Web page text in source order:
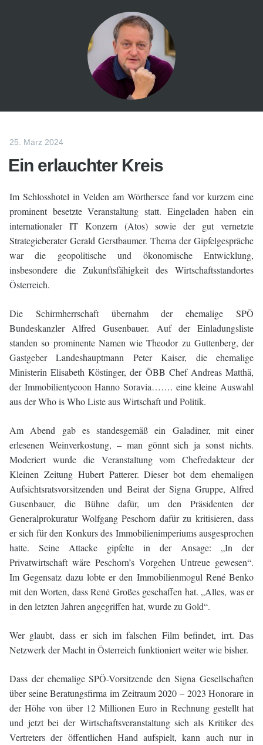
25. März 2024
Ein erlauchter Kreis
Im Schlosshotel in Velden am Wörthersee fand vor kurzem eine
prominent besetzte Veranstaltung statt. Eingeladen haben ein
internationaler IT Konzern (Atos) sowie der gut vernetzte
Strategieberater Gerald Gerstbaumer. Thema der Gipfelgespräche
war die geopolitische und ökonomische Entwicklung,
insbesondere die Zukunftsfähigkeit des Wirtschaftsstandortes
Österreich.
Die Schirmherrschaft übernahm der ehemalige SPÖ
Bundeskanzler Alfred Gusenbauer. Auf der Einladungsliste
standen so prominente Namen wie Theodor zu Guttenberg, der
Gastgeber Landeshauptmann Peter Kaiser, die ehemalige
Ministerin Elisabeth Köstinger, der ÖBB Chef Andreas Matthä,
der Immobilientycoon Hanno Soravia……. eine kleine Auswahl
aus der Who is Who Liste aus Wirtschaft und Politik.
Am Abend gab es standesgemäß ein Galadiner, mit einer
erlesenen Weinverkostung, – man gönnt sich ja sonst nichts.
Moderiert wurde die Veranstaltung vom Chefredakteur der
Kleinen Zeitung Hubert Patterer. Dieser bot dem ehemaligen
Aufsichtsratsvorsitzenden und Beirat der Signa Gruppe, Alfred
Gusenbauer, die Bühne dafür, um den Präsidenten der
Generalprokuratur Wolfgang Peschorn dafür zu kritisieren, dass
er sich für den Konkurs des Immobilienimperiums ausgesprochen
hatte. Seine Attacke gipfelte in der Ansage: „In der
Privatwirtschaft wäre Peschorn’s Vorgehen Untreue gewesen“.
Im Gegensatz dazu lobte er den Immobilienmogul René Benko
mit den Worten, dass René Großes geschaffen hat. „Alles, was er
in den letzten Jahren angegriffen hat, wurde zu Gold“.
Wer glaubt, dass er sich im falschen Film befindet, irrt. Das
Netzwerk der Macht in Österreich funktioniert weiter wie bisher.
Dass der ehemalige SPÖ-Vorsitzende den Signa Gesellschaften
über seine Beratungsfirma im Zeitraum 2020 – 2023 Honorare in
der Höhe von über 12 Millionen Euro in Rechnung gestellt hat
und jetzt bei der Wirtschaftsveranstaltung sich als Kritiker des
Vertreters der öffentlichen Hand aufspielt, kann auch nur in